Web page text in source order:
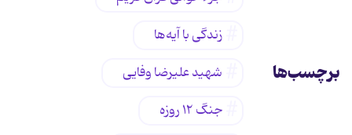
برچسب‌ها
زندگی با آیه‌ها
شهید علیرضا وفایی
جنگ ۱۲ روزه